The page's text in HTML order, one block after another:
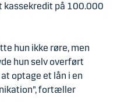
kassekredit på 100.000
hun ikke røre, men
hun selv overført
optage et lån i en
fortæller